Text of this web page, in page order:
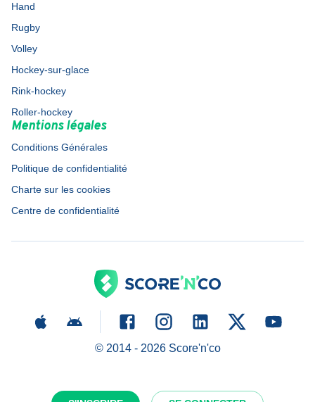
Hand
Rugby
Volley
Hockey-sur-glace
Rink-hockey
Roller-hockey
Mentions légales
Conditions Générales
Politique de confidentialité
Charte sur les cookies
Centre de confidentialité
© 2014 - 2026Score'n'co